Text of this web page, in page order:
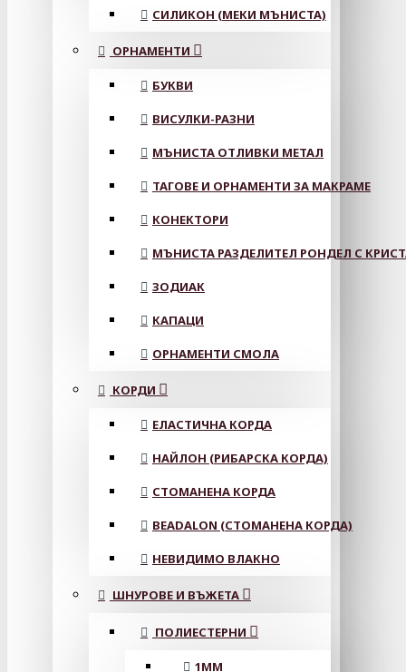
СИЛИКОН (МЕКИ МЪНИСТА)
ОРНАМЕНТИ
БУКВИ
ВИСУЛКИ-РАЗНИ
МЪНИСТА ОТЛИВКИ МЕТАЛ
ТАГОВЕ И ОРНАМЕНТИ ЗА МАКРАМЕ
КОНЕКТОРИ
МЪНИСТА РАЗДЕЛИТЕЛ РОНДЕЛ С
ЗОДИАК
КАПАЦИ
ОРНАМЕНТИ СМОЛА
КОРДИ
ЕЛАСТИЧНА КОРДА
НАЙЛОН (РИБАРСКА КОРДА)
СТОМАНЕНА КОРДА
BEADALON (СТОМАНЕНА КОРДА)
НЕВИДИМО ВЛАКНО
ШНУРОВЕ И ВЪЖЕТА
ПОЛИЕСТЕРНИ
1ММ